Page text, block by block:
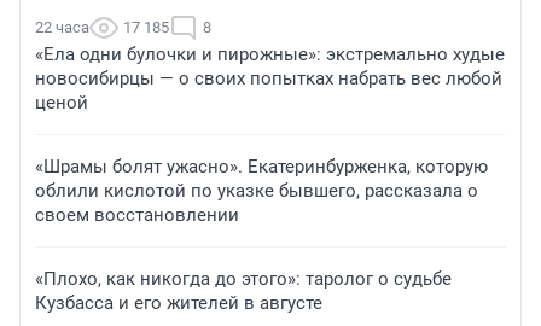
22 часа 17 185 8
«Ела одни булочки и пирожные»: экстремально худые
новосибирцы — о своих попытках набрать вес любой
ценой
«Шрамы болят ужасно». Екатеринбурженка, которую
облили кислотой по указке бывшего, рассказала о
своем восстановлении
«Плохо, как никогда до этого»: таролог о судьбе
Кузбасса и его жителей в августе